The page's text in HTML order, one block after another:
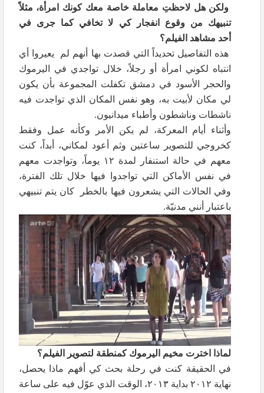
ولكن هل لاحظتِ معاملة خاصة معك كونك امرأة، مثلاً
تنبيهك من وقوع انفجار كي لا تخافي كما جرى في
أحد مشاهد الفيلم؟
هذه التفاصيل تحديداً التي قصدت بها أنهم لم يعيروا أي
انتباه لكوني امرأة أو رجلاً، خلال تواجدي في اليرموك
والحجر الأسود في دمشق تكفلت المجموعة بأن يكون
لي مكان لأبيت به، وهو نفس المكان الذي تواجدت فيه
ناشطات وناشطون وأطباء ميدانيون.
وأثناء أيام المعركة، لم يكن الأمر وكأنه عمل وفقط
كخروجي للتصوير ساعتين وثم أعود لمكاني، أبداً، كنت
معهم في حالة استنفار لمدة ١٢ يوماً، وتواجدت معهم
في نفس الأماكن التي تواجدوا فيها خلال تلك الفترة،
وفي الحالات التي يشعرون فيها بالخطر كان يتم تنبيهي
باعتبار أنني مدنيّة.
لماذا اخترت مخيم اليرموك كمنطقة لتصوير الفيلم؟
في الحقيقة كنت في رحلة بحث كي أفهم ماذا يحصل،
نهاية ٢٠١٢ بداية ٢٠١٣، الوقت الذي عوّل فيه على ساعة